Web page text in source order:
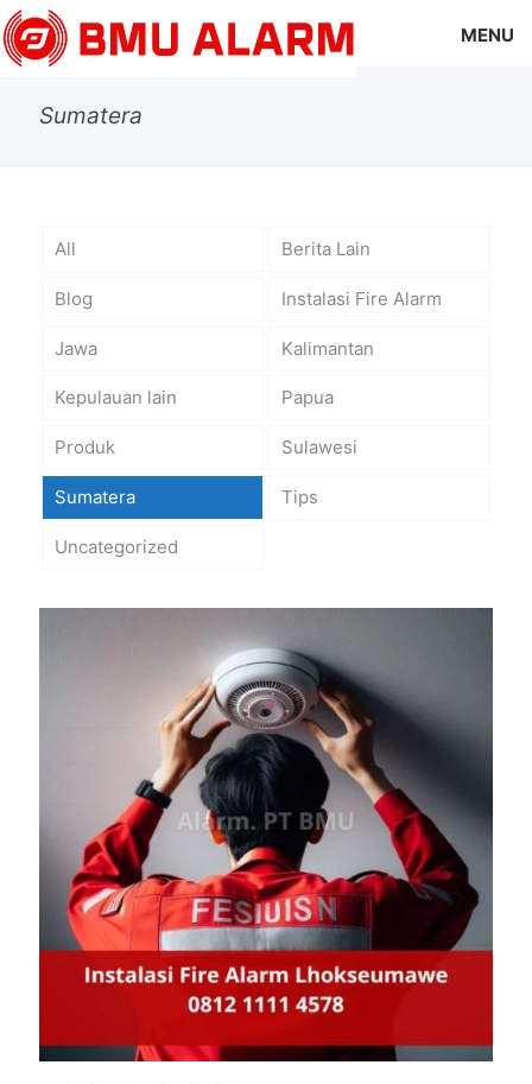
MENU
Sumatera
All Berita Lain
Blog Instalasi Fire Alarm
Jawa Kalimantan
Kepulauan lain Papua
Produk Sulawesi
Sumatera Tips
Uncategorized